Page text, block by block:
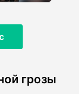
грозы